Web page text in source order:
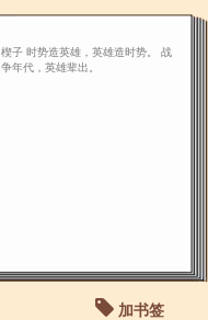
楔子 时势造英雄，英雄造时势。 战
争年代，英雄辈出。
加书签